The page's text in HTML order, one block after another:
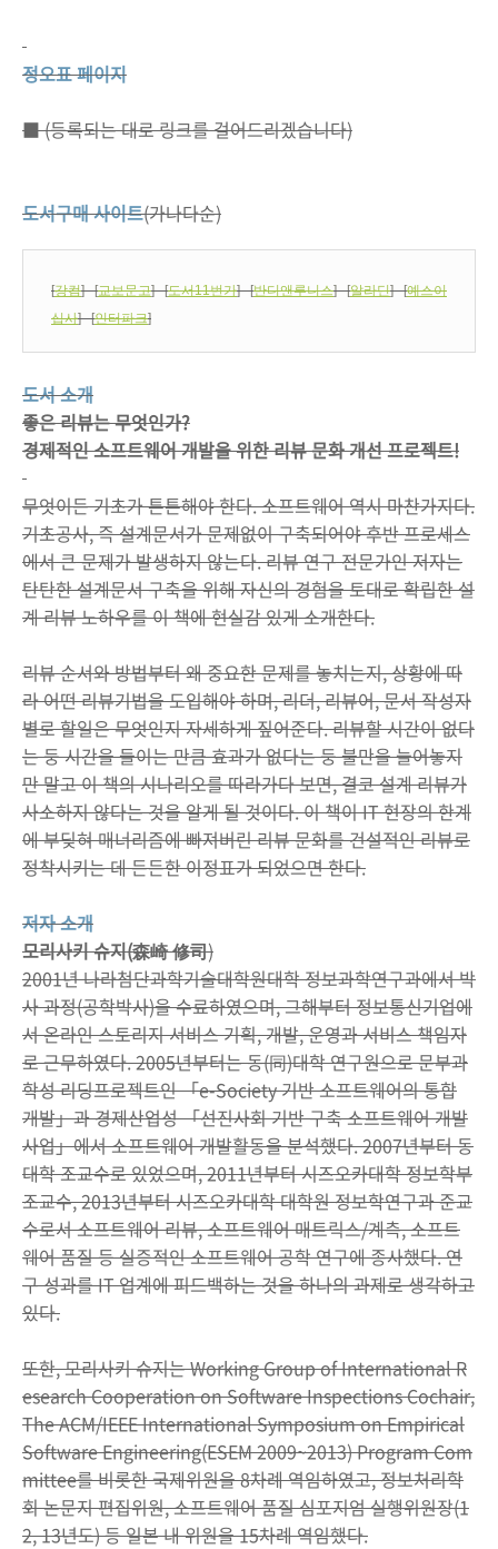
정오표 페이지
■ (등록되는 대로 링크를 걸어드리겠습니다)
도서구매 사이트(가나다순)
[강컴] [교보문고] [도서11번가] [반디앤루니스] [알라딘] [예스이
십사] [인터파크]
도서 소개
좋은 리뷰는 무엇인가?
경제적인 소프트웨어 개발을 위한 리뷰 문화 개선 프로젝트!
무엇이든 기초가 튼튼해야 한다. 소프트웨어 역시 마찬가지다.
기초공사, 즉 설계문서가 문제없이 구축되어야 후반 프로세스
에서 큰 문제가 발생하지 않는다. 리뷰 연구 전문가인 저자는
탄탄한 설계문서 구축을 위해 자신의 경험을 토대로 확립한 설
계 리뷰 노하우를 이 책에 현실감 있게 소개한다.
리뷰 순서와 방법부터 왜 중요한 문제를 놓치는지, 상황에 따
라 어떤 리뷰기법을 도입해야 하며, 리더, 리뷰어, 문서 작성자
별로 할일은 무엇인지 자세하게 짚어준다. 리뷰할 시간이 없다
는 둥 시간을 들이는 만큼 효과가 없다는 둥 불만을 늘어놓지
만 말고 이 책의 시나리오를 따라가다 보면, 결코 설계 리뷰가
사소하지 않다는 것을 알게 될 것이다. 이 책이 IT 현장의 한계
에 부딪혀 매너리즘에 빠져버린 리뷰 문화를 건설적인 리뷰로
정착시키는 데 든든한 이정표가 되었으면 한다.
저자 소개
모리사키 슈지(森崎 修司)
2001년 나라첨단과학기술대학원대학 정보과학연구과에서 박
사 과정(공학박사)을 수료하였으며, 그해부터 정보통신기업에
서 온라인 스토리지 서비스 기획, 개발, 운영과 서비스 책임자
로 근무하였다. 2005년부터는 동(同)대학 연구원으로 문부과
학성 리딩프로젝트인 「e-Society 기반 소프트웨어의 통합
개발」과 경제산업성 「선진사회 기반 구축 소프트웨어 개발
사업」에서 소프트웨어 개발활동을 분석했다. 2007년부터 동
대학 조교수로 있었으며, 2011년부터 시즈오카대학 정보학부
조교수, 2013년부터 시즈오카대학 대학원 정보학연구과 준교
수로서 소프트웨어 리뷰, 소프트웨어 매트릭스/계측, 소프트
웨어 품질 등 실증적인 소프트웨어 공학 연구에 종사했다. 연
구 성과를 IT 업계에 피드백하는 것을 하나의 과제로 생각하고
있다.
또한, 모리사키 슈지는 Working Group of International R
esearch Cooperation on Software Inspections Cochair,
The ACM/IEEE International Symposium on Empirical
Software Engineering(ESEM 2009~2013) Program Com
mittee를 비롯한 국제위원을 8차례 역임하였고, 정보처리학
회 논문지 편집위원, 소프트웨어 품질 심포지엄 실행위원장(1
2, 13년도) 등 일본 내 위원을 15차례 역임했다.